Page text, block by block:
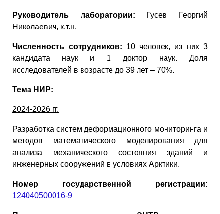
Руководитель лаборатории: Гусев Георгий
Николаевич, к.т.н.
Численность сотрудников: 10 человек, из них 3
кандидата наук и 1 доктор наук. Доля
исследователей в возрасте до 39 лет – 70%.
Тема НИР:
2024-2026 гг.
Разработка систем деформационного мониторинга и
методов математического моделирования для
анализа механического состояния зданий и
инженерных сооружений в условиях Арктики.
Номер государственной регистрации:
124040500016-9